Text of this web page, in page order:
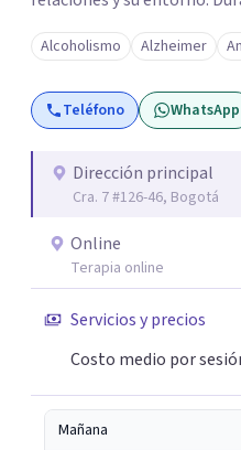
exploramos cómo tus
y tu contexto actual
con el objetivo de generar
duraderos en tu vida. Mi propósito como psicóloga es
puedas sentirte
juntos para identificar tus
maneras de afrontar
Atiendo presencial en
adaptándome a tus necesidades. Si sientes
comprender mejor lo que
encantada de
bienestar emocional.
Alcoholismo Alzheimer
Teléfono WhatsApp
Dirección principal
Cra. 7 #126-46, Bogotá
Online
Terapia online
Servicios y precios
Costo medio por
Mañana